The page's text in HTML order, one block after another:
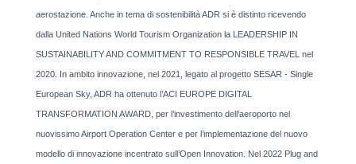
aerostazione. Anche in tema di sostenibilità ADR si è distinto ricevendo
dalla United Nations World Tourism Organization la LEADERSHIP IN
SUSTAINABILITY AND COMMITMENT TO RESPONSIBLE TRAVEL nel
2020. In ambito innovazione, nel 2021, legato al progetto SESAR - Single
European Sky, ADR ha ottenuto l’ACI EUROPE DIGITAL
TRANSFORMATION AWARD, per l’investimento dell’aeroporto nel
nuovissimo Airport Operation Center e per l’implementazione del nuovo
modello di innovazione incentrato sull’Open Innovation. Nel 2022 Plug and